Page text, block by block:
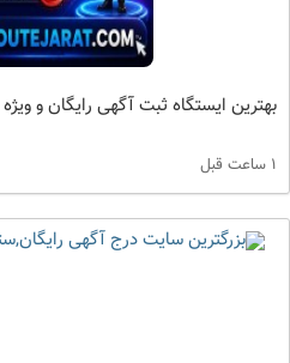
بهترین ایستگاه ثبت آگهی رایگان و
1 ساعت قبل